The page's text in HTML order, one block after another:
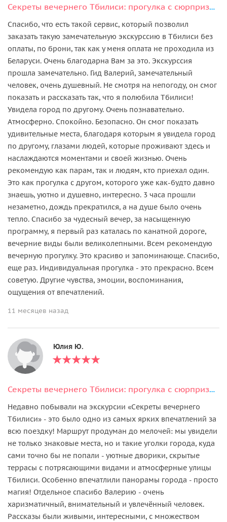
Секреты вечернего Тбилиси: прогулка с сюрпризом и консьерж-сервис
Спасибо, что есть такой сервис, который позволил
заказать такую замечательную экскурссию в Тбилиси без
оплаты, по брони, так как у меня оплата не проходила из
Беларуси. Очень благодарна Вам за это. Экскурссия
прошла замечательно. Гид Валерий, замечательный
человек, очень душевный. Не смотря на непогоду, он смог
показать и рассказать так, что я полюбила Тбилиси!
Увидела город по другому. Очень познавательно.
Атмосферно. Спокойно. Безопасно. Он смог показать
удивительные места, благодаря которым я увидела город
по другому, глазами людей, которые проживают здесь и
наслаждаются моментами и своей жизнью. Очень
рекомендую как парам, так и людям, кто приехал один.
Это как прогулка с другом, которого уже как-будто давно
знаешь, уютно и душевно, интересно. 3 часа прошли
незаметно, дождь прекратился, а на душе было очень
тепло. Спасибо за чудесный вечер, за насыщенную
программу, я первый раз каталась по канатной дороге,
вечерние виды были великолепными. Всем рекомендую
вечерную прогулку. Это красиво и запоминающе. Спасибо,
еще раз. Индивидуальная прогулка - это прекрасно. Всем
советую. Другие чувства, эмоции, воспоминания,
ощущения от впечатлений.
11 месяцев назад
Юлия Ю.
Секреты вечернего Тбилиси: прогулка с сюрпризом и консьерж-сервис
Недавно побывали на экскурсии «Секреты вечернего
Тбилиси» - это было одно из самых ярких впечатлений за
всю поездку! Маршрут продуман до мелочей: мы увидели
не только знаковые места, но и такие уголки города, куда
сами точно бы не попали - уютные дворики, скрытые
террасы с потрясающими видами и атмосферные улицы
Тбилиси. Особенно впечатлили панорамы города - просто
магия! Отдельное спасибо Валерию - очень
харизматичный, внимательный и увлечённый человек.
Рассказы были живыми, интересными, с множеством